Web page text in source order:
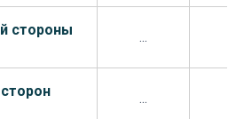
стороны
...
...